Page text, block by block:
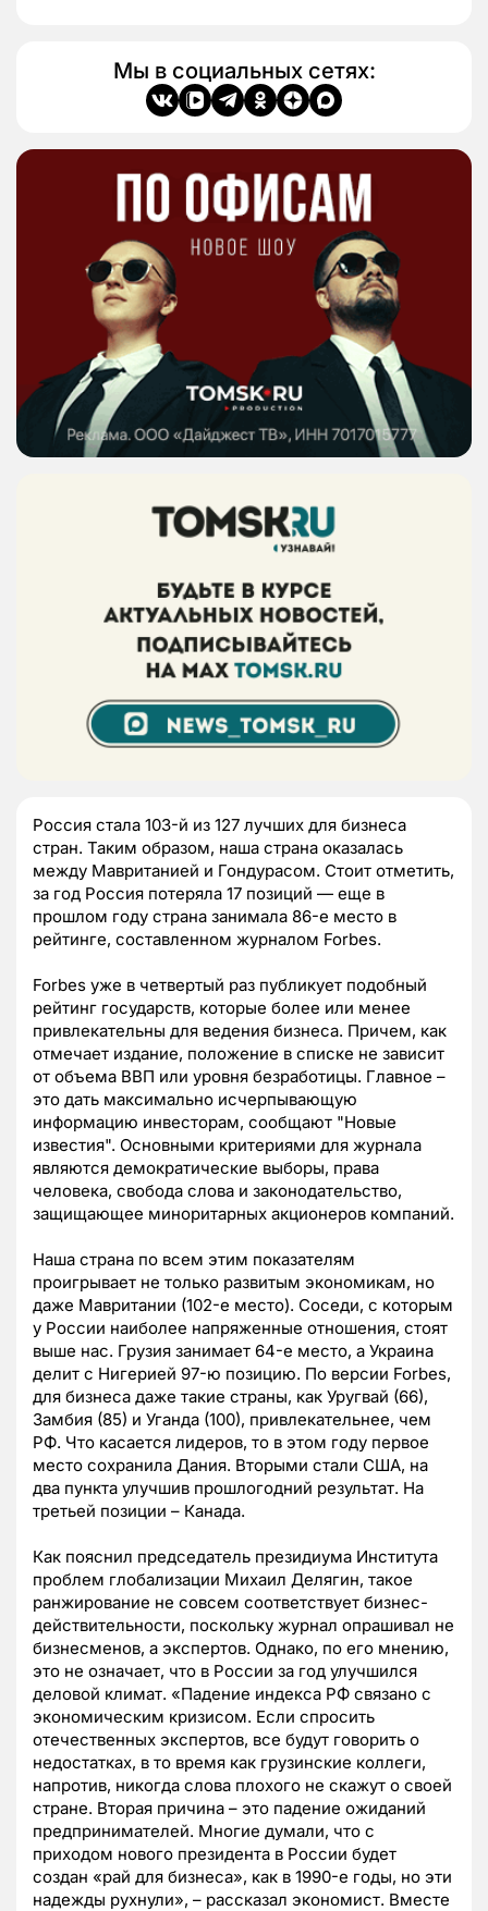
Мы в социальных сетях:
Россия стала 103-й из 127 лучших для бизнеса
стран. Таким образом, наша страна оказалась
между Мавританией и Гондурасом. Стоит отметить,
за год Россия потеряла 17 позиций — еще в
прошлом году страна занимала 86-е место в
рейтинге, составленном журналом Forbes.
Forbes уже в четвертый раз публикует подобный
рейтинг государств, которые более или менее
привлекательны для ведения бизнеса. Причем, как
отмечает издание, положение в списке не зависит
от объема ВВП или уровня безработицы. Главное –
это дать максимально исчерпывающую
информацию инвесторам, сообщают "Новые
известия". Основными критериями для журнала
являются демократические выборы, права
человека, свобода слова и законодательство,
защищающее миноритарных акционеров компаний.
Наша страна по всем этим показателям
проигрывает не только развитым экономикам, но
даже Мавритании (102-е место). Соседи, с которым
у России наиболее напряженные отношения, стоят
выше нас. Грузия занимает 64-е место, а Украина
делит с Нигерией 97-ю позицию. По версии Forbes,
для бизнеса даже такие страны, как Уругвай (66),
Замбия (85) и Уганда (100), привлекательнее, чем
РФ. Что касается лидеров, то в этом году первое
место сохранила Дания. Вторыми стали США, на
два пункта улучшив прошлогодний результат. На
третьей позиции – Канада.
Как пояснил председатель президиума Института
проблем глобализации Михаил Делягин, такое
ранжирование не совсем соответствует бизнес-
действительности, поскольку журнал опрашивал не
бизнесменов, а экспертов. Однако, по его мнению,
это не означает, что в России за год улучшился
деловой климат. «Падение индекса РФ связано с
экономическим кризисом. Если спросить
отечественных экспертов, все будут говорить о
недостатках, в то время как грузинские коллеги,
напротив, никогда слова плохого не скажут о своей
стране. Вторая причина – это падение ожиданий
предпринимателей. Многие думали, что с
приходом нового президента в России будет
создан «рай для бизнеса», как в 1990-е годы, но эти
надежды рухнули», – рассказал экономист. Вместе